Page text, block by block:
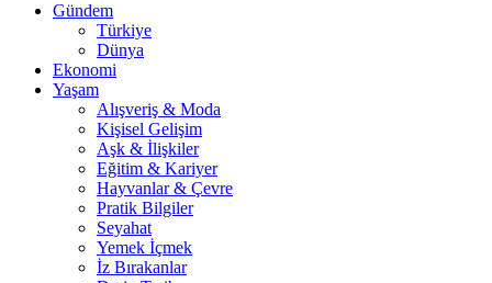
Gündem
Türkiye
Dünya
Ekonomi
Yaşam
Alışveriş & Moda
Kişisel Gelişim
Aşk & İlişkiler
Eğitim & Kariyer
Hayvanlar & Çevre
Pratik Bilgiler
Seyahat
Yemek İçmek
İz Bırakanlar